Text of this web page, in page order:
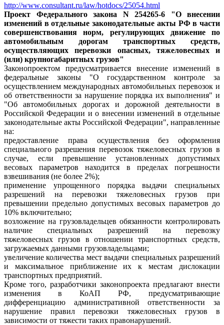
http://www.consultant.ru/law/hotdocs/25054.html
Проект Федерального закона N 254265-6 "О внесении
изменений в отдельные законодательные акты РФ в части
совершенствования норм, регулирующих движение по
автомобильным дорогам транспортных средств,
осуществляющих перевозки опасных, тяжеловесных и
(или) крупногабаритных грузов"
Законопроектом предусматривается внесение изменений в
федеральные законы "О государственном контроле за
осуществлением международных автомобильных перевозок и
об ответственности за нарушение порядка их выполнения" и
"Об автомобильных дорогах и дорожной деятельности в
Российской Федерации и о внесении изменений в отдельные
законодательные акты Российской Федерации", направленные
на:
предоставление права осуществления без оформления
специального разрешения перевозок тяжеловесных грузов в
случае, если превышение установленных допустимых
весовых параметров находится в пределах погрешности
взвешивания (не более 2%);
применение упрощенного порядка выдачи специальных
разрешений на перевозки тяжеловесных грузов при
превышении предельно допустимых весовых параметров до
10% включительно;
возложение на грузовладельцев обязанности контролировать
наличие специальных разрешений на перевозку
тяжеловесных грузов в отношении транспортных средств,
загружаемых данными грузовладельцами;
увеличение количества мест выдачи специальных разрешений
и максимальное приближение их к местам дислокации
транспортных предприятий.
Кроме того, разработчики законопроекта предлагают внести
изменения в КоАП РФ, предусматривающие
дифференциацию административной ответственности за
нарушение правил перевозки тяжеловесных грузов в
зависимости от тяжести таких правонарушений.